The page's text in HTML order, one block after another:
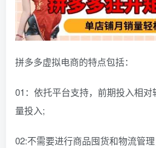
拼多多虚拟电商的特点包括：
01：依托平台支持，前期投入相
量投入;
02:不需要进行商品囤货和物流管